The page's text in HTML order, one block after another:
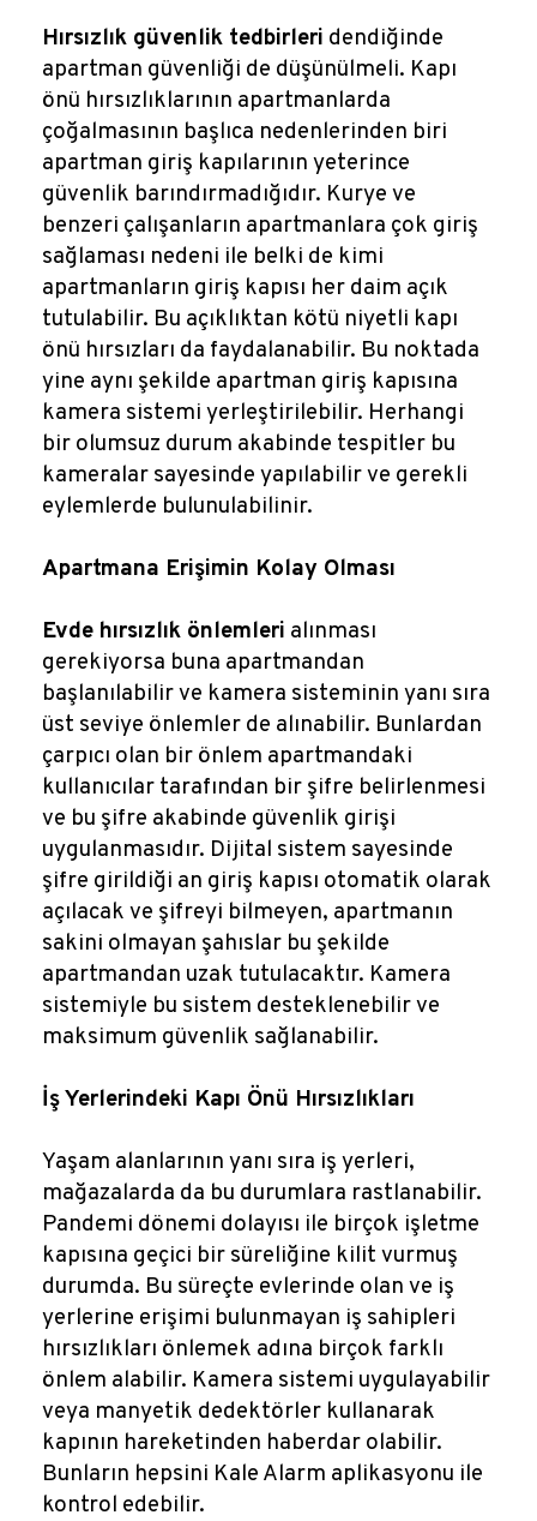
Hırsızlık güvenlik tedbirleri dendiğinde
apartman güvenliği de düşünülmeli. Kapı
önü hırsızlıklarının apartmanlarda
çoğalmasının başlıca nedenlerinden biri
apartman giriş kapılarının yeterince
güvenlik barındırmadığıdır. Kurye ve
benzeri çalışanların apartmanlara çok giriş
sağlaması nedeni ile belki de kimi
apartmanların giriş kapısı her daim açık
tutulabilir. Bu açıklıktan kötü niyetli kapı
önü hırsızları da faydalanabilir. Bu noktada
yine aynı şekilde apartman giriş kapısına
kamera sistemi yerleştirilebilir. Herhangi
bir olumsuz durum akabinde tespitler bu
kameralar sayesinde yapılabilir ve gerekli
eylemlerde bulunulabilinir.
Apartmana Erişimin Kolay Olması
Evde hırsızlık önlemleri alınması
gerekiyorsa buna apartmandan
başlanılabilir ve kamera sisteminin yanı sıra
üst seviye önlemler de alınabilir. Bunlardan
çarpıcı olan bir önlem apartmandaki
kullanıcılar tarafından bir şifre belirlenmesi
ve bu şifre akabinde güvenlik girişi
uygulanmasıdır. Dijital sistem sayesinde
şifre girildiği an giriş kapısı otomatik olarak
açılacak ve şifreyi bilmeyen, apartmanın
sakini olmayan şahıslar bu şekilde
apartmandan uzak tutulacaktır. Kamera
sistemiyle bu sistem desteklenebilir ve
maksimum güvenlik sağlanabilir.
İş Yerlerindeki Kapı Önü Hırsızlıkları
Yaşam alanlarının yanı sıra iş yerleri,
mağazalarda da bu durumlara rastlanabilir.
Pandemi dönemi dolayısı ile birçok işletme
kapısına geçici bir süreliğine kilit vurmuş
durumda. Bu süreçte evlerinde olan ve iş
yerlerine erişimi bulunmayan iş sahipleri
hırsızlıkları önlemek adına birçok farklı
önlem alabilir. Kamera sistemi uygulayabilir
veya manyetik dedektörler kullanarak
kapının hareketinden haberdar olabilir.
Bunların hepsini Kale Alarm aplikasyonu ile
kontrol edebilir.